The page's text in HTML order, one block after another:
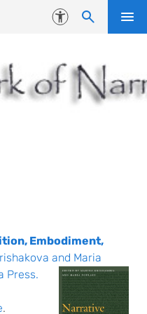
Juurdepääsetavus
Embodiment,
and Maria
Press.
.